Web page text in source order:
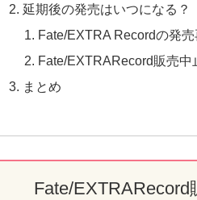
延期後の発売はいつになる？
Fate/EXTRA Recordの発
Fate/EXTRARecord販売
まとめ
Fate/EXTRARecord